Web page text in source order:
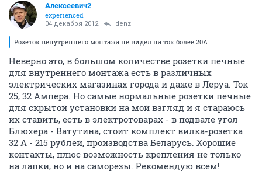
Алексеевич2
experienced
04 декабря 2012 denz
Розеток венутреннего монтажа не видел на ток более 20А.
Неверно это, в большом количестве розетки печные
для внутреннего монтажа есть в различных
электрических магазинах города и даже в Леруа. Ток
25, 32 Ампера. Но самые нормальные розетки печные
для скрытой установки на мой взгляд и я стараюсь
их ставить, есть в электротоварах - в подвале угол
Блюхера - Ватутина, стоит комплект вилка-розетка
32 А - 215 рублей, производства Беларусь. Хорошие
контакты, плюс возможность крепления не только
на лапки, но и на саморезы. Рекомендую всем!